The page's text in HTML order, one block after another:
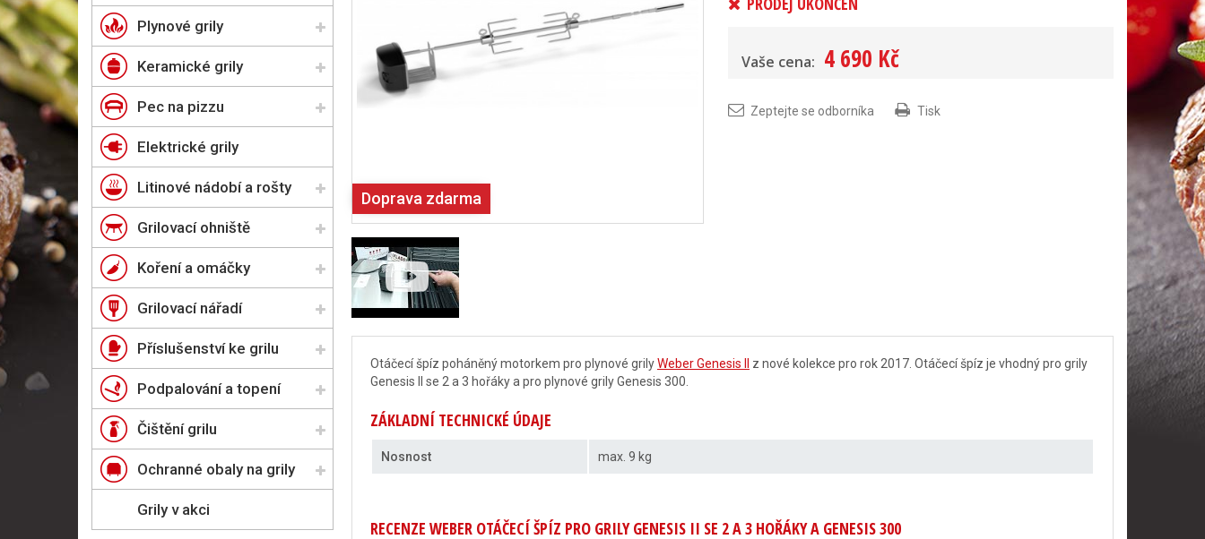
Doprava zdarma
Vaše cena: 4 690 Kč
Zeptejte se odborníka Tisk
Otáčecí špíz poháněný motorkem pro plynové grilyWeber Genesis II
z nové kolekce pro rok 2017. Otáčecí špíz je vhodný pro grily
Genesis II se 2 a 3 hořáky a pro plynové grily Genesis 300.
ZÁKLADNÍ TECHNICKÉ ÚDAJE
Nosnost max. 9 kg
RECENZE WEBER OTÁČECÍ ŠPÍZ PRO GRILY GENESIS II SE 2 A 3 HOŘÁKY A GENESIS 300
Plynové grily
Keramické grily
Pec na pizzu
Elektrické grily
Litinové nádobí a rošty
Grilovací ohniště
Koření a omáčky
Grilovací nářadí
Příslušenství ke grilu
Podpalování a topení
Čištění grilu
Ochranné obaly na grily
Grily v akci